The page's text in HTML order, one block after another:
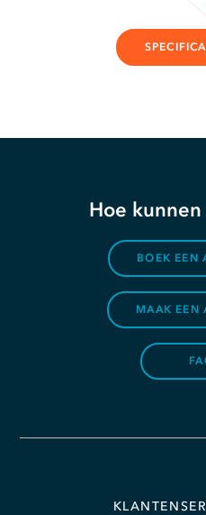
Hoe
BOEK EEN
MAAK EEN